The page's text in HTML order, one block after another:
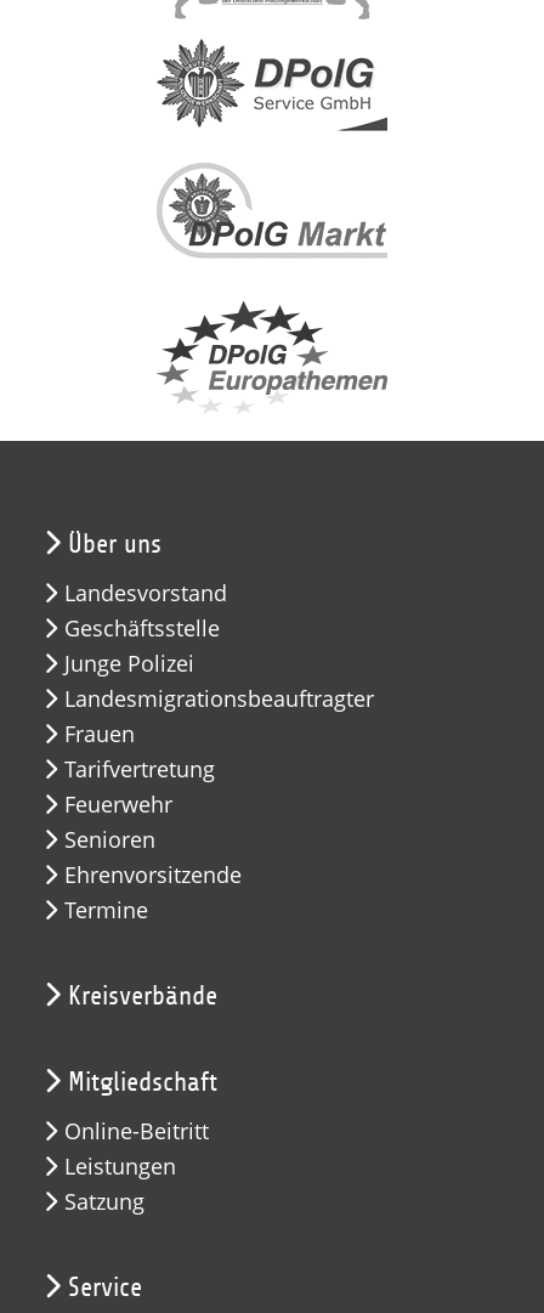
Über uns
Landesvorstand
Geschäftsstelle
Junge Polizei
Landesmigrationsbeauftragter
Frauen
Tarifvertretung
Feuerwehr
Senioren
Ehrenvorsitzende
Termine
Kreisverbände
Mitgliedschaft
Online-Beitritt
Leistungen
Satzung
Service